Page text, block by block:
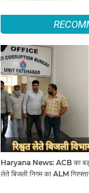
Haryana News: ACB का बड़ा
लेते बिजली निगम का ALM